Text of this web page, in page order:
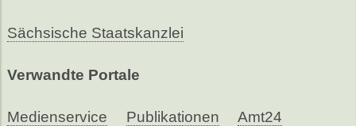
Sächsische Staatskanzlei
Verwandte Portale
Medienservice Publikationen Amt24